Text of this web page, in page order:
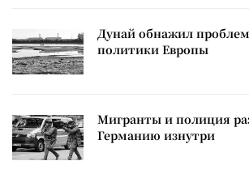
Дунай обнажил
политики Европы
Мигранты и полиция
Германию изнутри